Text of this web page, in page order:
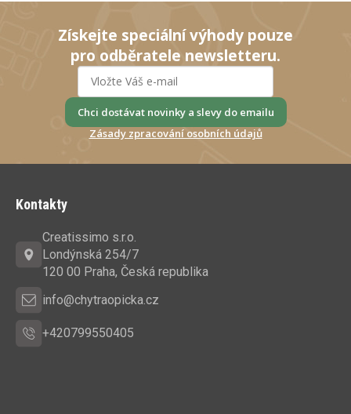
Získejte speciální výhody pouze
pro odběratele newsletteru.
Chci dostávat novinky a slevy do emailu
Zásady zpracování osobních údajů
Kontakty
Creatissimo s.r.o.
Londýnská 254/7
120 00 Praha, Česká republika
info@chytraopicka.cz
+420799550405